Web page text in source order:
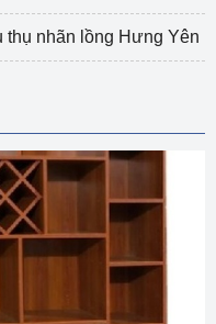
nhãn lồng Hưng Yên